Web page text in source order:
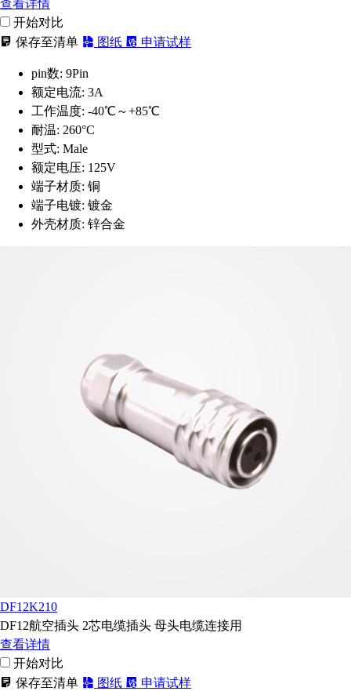
查看详情
开始对比
保存至清单
图纸 申请试样
pin数: 9Pin
额定电流: 3A
工作温度: -40℃～+85℃
耐温: 260°C
型式: Male
额定电压: 125V
端子材质: 铜
端子电镀: 镀金
外壳材质: 锌合金
DF12K210
DF12航空插头 2芯电缆插头 母头电缆连接用
查看详情
开始对比
保存至清单
图纸 申请试样